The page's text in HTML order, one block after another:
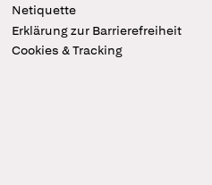
Netiquette
Erklärung zur Barrierefreiheit
Cookies & Tracking